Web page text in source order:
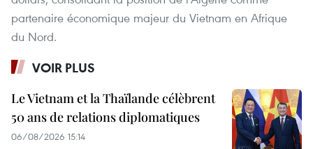
partenaire économique majeur du Vietnam en Afrique
du Nord.
VOIR PLUS
Le Vietnam et la Thaïlande célèbrent
50 ans de relations diplomatiques
06/08/2026 15:14